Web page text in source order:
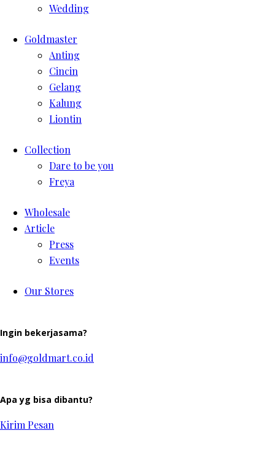
Wedding
Goldmaster
Anting
Cincin
Gelang
Kalung
Liontin
Collection
Dare to be you
Freya
Wholesale
Article
Press
Events
Our Stores
Ingin bekerjasama?
info@goldmart.co.id
Apa yg bisa dibantu?
Kirim Pesan